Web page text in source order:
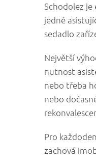
Schodolez je
jedné
sedadlo
Největší
nutnost
nebo třeba
nebo
Pro
zachová